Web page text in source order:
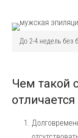
До 2-4 недель без
Чем такой